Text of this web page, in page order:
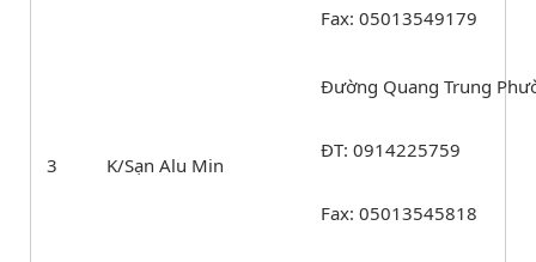
Fax: 05013549179
3 K/Sạn Alu Min
Đường Quang Trung
ĐT: 0914225759
Fax: 05013545818